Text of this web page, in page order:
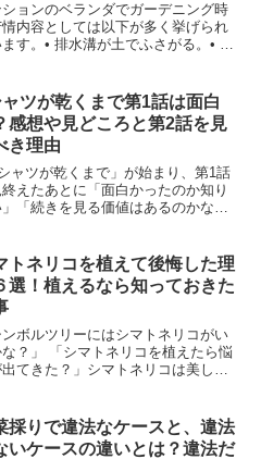
ションのベランダでガーデニング時
内容としては以下が多く挙げられ
す。• 排水溝が土でふさがる。• 枯
として挙げられます。この記事で
マンショ...
ツが乾くまで第1話は面白
感想や見どころと第2話を見
き理由
シャツが乾くまで」が始まり、第1話
えたあとに「面白かったのか知り
「続きを見る価値はあるのかな」
きく動き始める一方で、多くの伏線
場人物の思いがあえ...
トネリコを植えて後悔した理
選！植えるなら知っておきた
ンボルツリーにはシマトネリコがい
な？」 「シマトネリコを植えたら悩
てきた？」シマトネリコは美しい
で健康的に育ち、病気や害虫の心配
いためです。しか...
採りで違法なケースと、違法
いケースの違いとは？違法だ